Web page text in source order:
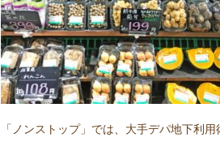
「ノンストップ」では、大手デパ地下利用